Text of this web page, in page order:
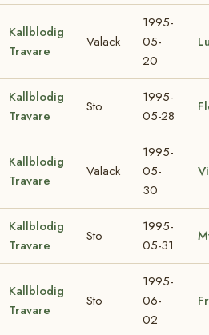
Kallblodig
Travare
Valack
1995-
05-
20
Kallblodig
Travare
Sto
1995-
05-28
Kallblodig
Travare
Valack
1995-
05-
30
Kallblodig
Travare
Sto
1995-
05-31
Kallblodig
Travare
Sto
1995-
06-
02